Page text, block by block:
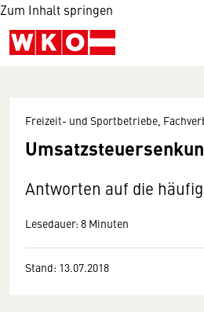
Zum Inhalt springen
Freizeit- und Sportbetriebe,
Antworten auf die
Lesedauer: 8 Minuten
Stand: 13.07.2018